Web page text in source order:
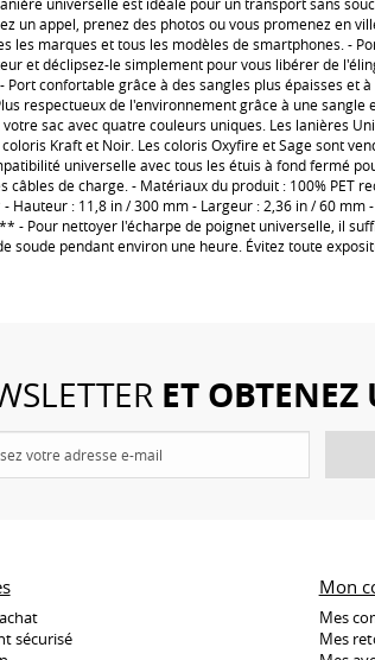
un appel, prenez des photos ou vous promenez en
les marques et tous les modèles de smartphones. -
et déclipsez-le simplement pour vous libérer de
Port confortable grâce à des sangles plus épaisses et
respectueux de l'environnement grâce à une
sac avec quatre couleurs uniques. Les lanières
Kraft et Noir. Les coloris Oxyfire et Sage sont
universelle avec tous les étuis à fond fermé
câbles de charge. - Matériaux du produit : 100% PET
: 11,8 in / 300 mm - Largeur : 2,36 in / 60 mm
- Pour nettoyer l'écharpe de poignet universelle, il
soude pendant environ une heure. Évitez toute
ET
sécurisé
Mon
Mes
Mes